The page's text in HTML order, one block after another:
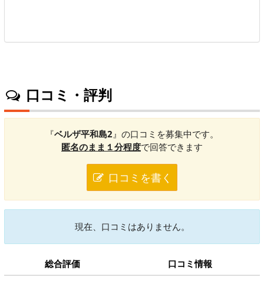
口コミ・評判
『ベルザ平和島2 』の口コミを募集中です。
匿名のまま１分程度で回答できます
口コミを書く
現在、口コミはありません。
総合評価 口コミ情報